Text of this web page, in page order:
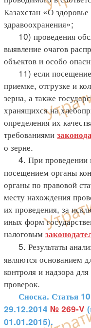
Казахстан «О
здравоохранения»;
10) проведения
выявление очагов
объектов и особо
11) если посещение
приемке, отгрузке и
зерна, а также
хранящихся на
определения их
требованиями
о зерне.
4. При проведении
посещением органы
органы по правовой
месту нахождения
их проведения, за
иных форм
налоговым
5. Результаты
являются основанием
контроля и надзора
проверок.
Сноска. Статья
29.12.2014 № 269-V
01.01.2015).